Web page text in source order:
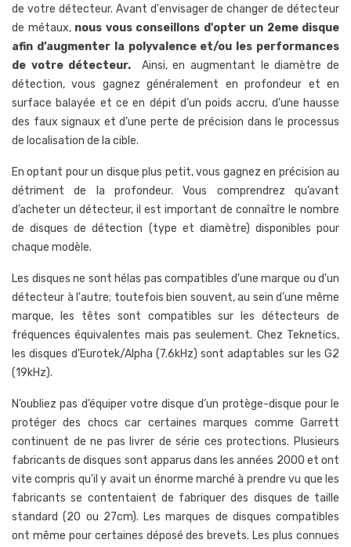
de votre détecteur. Avant d'envisager de changer de détecteur
de métaux, nous vous conseillons d'opter un 2eme disque
afin d’augmenter la polyvalence et/ou les performances
de votre détecteur. Ainsi, en augmentant le diamètre de
détection, vous gagnez généralement en profondeur et en
surface balayée et ce en dépit d’un poids accru, d’une hausse
des faux signaux et d’une perte de précision dans le processus
de localisation de la cible.
En optant pour un disque plus petit, vous gagnez en précision au
détriment de la profondeur. Vous comprendrez qu’avant
d’acheter un détecteur, il est important de connaître le nombre
de disques de détection (type et diamètre) disponibles pour
chaque modèle.
Les disques ne sont hélas pas compatibles d'une marque ou d'un
détecteur à l'autre; toutefois bien souvent, au sein d’une même
marque, les têtes sont compatibles sur les détecteurs de
fréquences équivalentes mais pas seulement. Chez Teknetics,
les disques d'Eurotek/Alpha (7.6kHz) sont adaptables sur les G2
(19kHz).
N’oubliez pas d’équiper votre disque d’un protège-disque pour le
protéger des chocs car certaines marques comme Garrett
continuent de ne pas livrer de série ces protections. Plusieurs
fabricants de disques sont apparus dans les années 2000 et ont
vite compris qu'il y avait un énorme marché à prendre vu que les
fabricants se contentaient de fabriquer des disques de taille
standard (20 ou 27cm). Les marques de disques compatibles
ont même pour certaines déposé des brevets. Les plus connues